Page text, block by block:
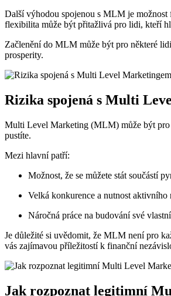
Další výhodou spojenou s MLM je možnost
flexibilita může být přitažlivá pro lidi, kteří
Začlenění ‌do MLM může být pro některé
prosperity.
Rizika spojená s Multi
Multi Level Marketing (MLM) může být pro
pustíte.
Mezi hlavní patří:
Možnost, ⁢že⁤ se můžete stát součástí
Velká konkurence a ⁣nutnost aktivního
Náročná práce na budování ⁣své
Je důležité si ⁢uvědomit,‍ že MLM není pro
vás zajímavou příležitostí k finanční
Jak rozpoznat legitimní